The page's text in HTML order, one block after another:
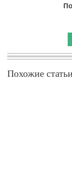
Похожие статьи